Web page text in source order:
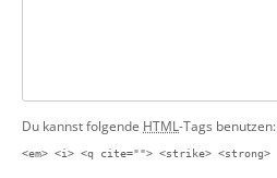
Du kannst folgende HTML-Tags benutzen:
<em> <i> <q cite=""> <strike> <strong>